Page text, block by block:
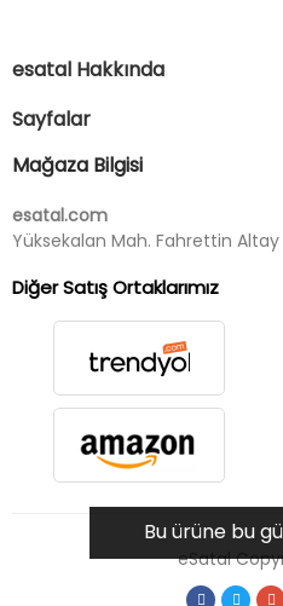
Bu ürüne bu
esatal Hakkında
Sayfalar
Mağaza Bilgisi
esatal.com
Yüksekalan Mah. Fahrettin
Diğer Satış Ortaklarımız
eSatal